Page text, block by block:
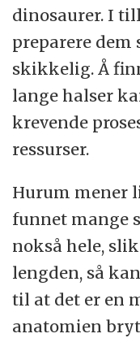
dinosaurer. I
preparere dem
skikkelig. Å
lange halser
krevende
ressurser.
Hurum mener
funnet mange
nokså hele,
lengden, så
til at det er en
anatomien